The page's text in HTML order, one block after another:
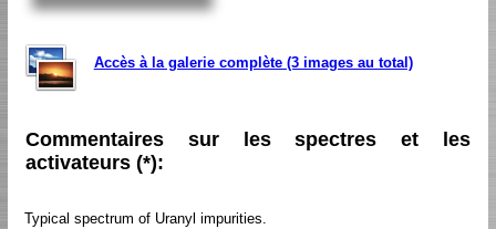
Accès à la galerie complète (3 images au total)
Commentaires sur les spectres et les
activateurs (*):
Typical spectrum of Uranyl impurities.